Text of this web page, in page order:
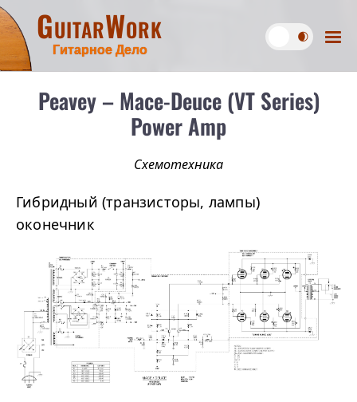
GuitarWork
Гитарное Дело
Peavey – Mace-Deuce (VT Series)
Power Amp
Схемотехника
Гибридный (транзисторы, лампы)
оконечник